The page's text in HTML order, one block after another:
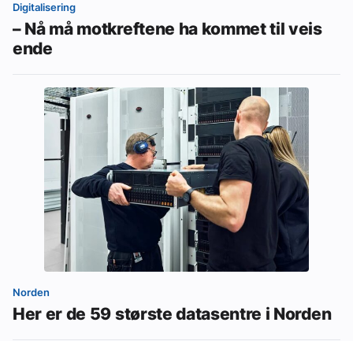
Digitalisering
– Nå må motkreftene ha kommet til veis
ende
Norden
Her er de 59 største datasentre i Norden